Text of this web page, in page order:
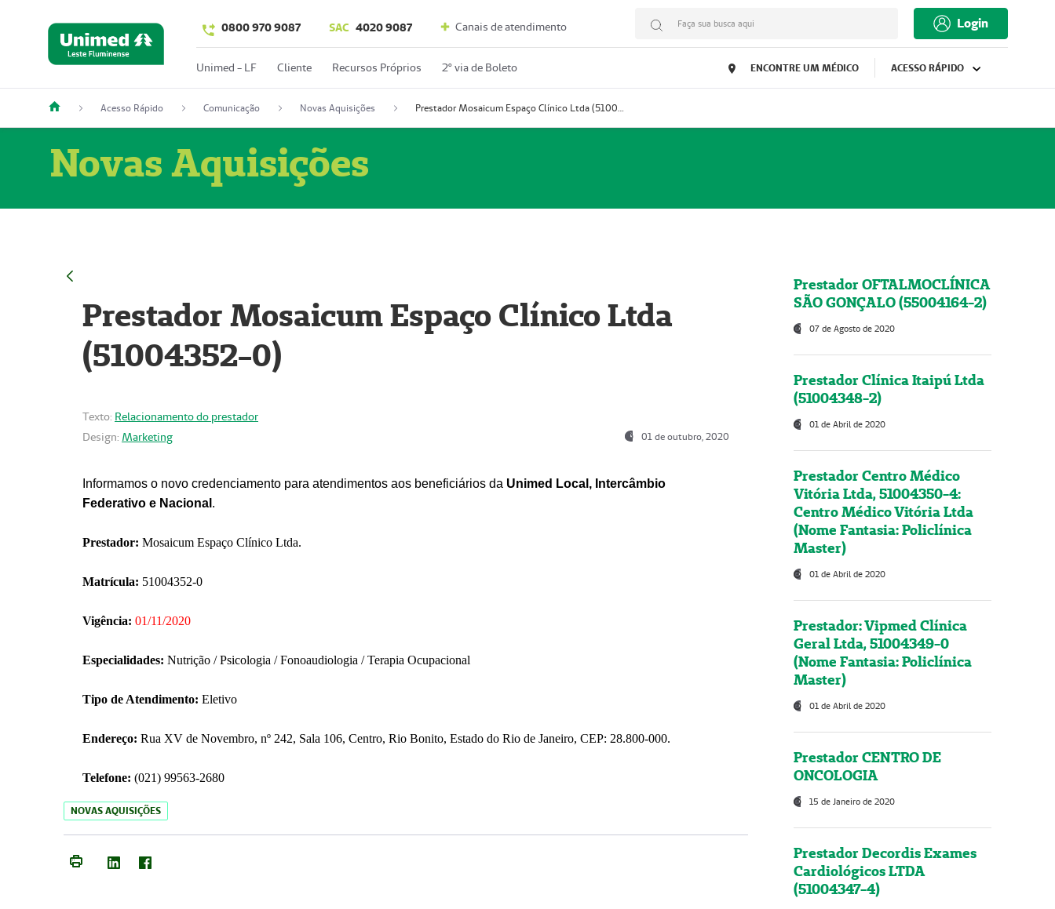
0800 970 9087 SAC 4020 9087 Canais de atendimento Faça sua busca aqui Login
Unimed - LF Cliente Recursos Próprios 2º via de Boleto ENCONTRE UM MÉDICO ACESSO RÁPIDO
Acesso Rápido Comunicação Novas Aquisições Prestador Mosaicum Espaço Clínico Ltda (51004352-0)
Novas Aquisições
Prestador Mosaicum Espaço Clínico Ltda
(51004352-0)
Texto: Relacionamento do prestador
Design: Marketing 01 de outubro, 2020
Informamos o novo credenciamento para atendimentos aos beneficiários da Unimed Local, Intercâmbio
Federativo e Nacional .
Prestador: Mosaicum Espaço Clínico Ltda.
Matrícula: 51004352-0
Vigência: 01/11/2020
Especialidades: Nutrição / Psicologia / Fonoaudiologia / Terapia Ocupacional
Tipo de Atendimento: Eletivo
Endereço: Rua XV de Novembro, nº 242, Sala 106, Centro, Rio Bonito, Estado do Rio de Janeiro, CEP: 28.800-000.
Telefone: (021) 99563-2680
NOVAS AQUISIÇÕES
Prestador OFTALMOCLÍNICA
SÃO GONÇALO (55004164-2)
07 de Agosto de 2020
Prestador Clínica Itaipú Ltda
(51004348-2)
01 de Abril de 2020
Prestador Centro Médico
Vitória Ltda, 51004350-4:
Centro Médico Vitória Ltda
(Nome Fantasia: Policlínica
Master)
01 de Abril de 2020
Prestador: Vipmed Clínica
Geral Ltda, 51004349-0
(Nome Fantasia: Policlínica
Master)
01 de Abril de 2020
Prestador CENTRO DE
ONCOLOGIA
15 de Janeiro de 2020
Prestador Decordis Exames
Cardiológicos LTDA
(51004347-4)